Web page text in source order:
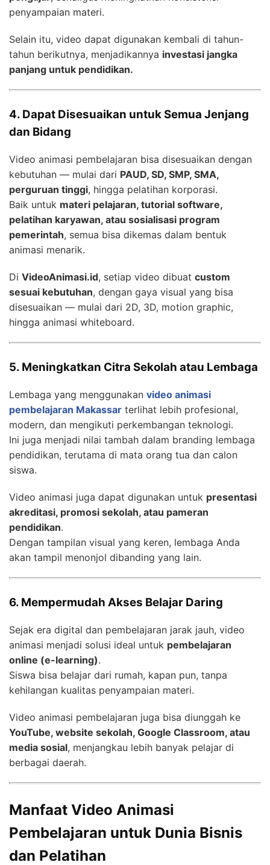
penyampaian materi.
Selain itu, video dapat digunakan kembali di tahun-
tahun berikutnya, menjadikannya investasi jangka
panjang untuk pendidikan.
4. Dapat Disesuaikan untuk Semua Jenjang
dan Bidang
Video animasi pembelajaran bisa disesuaikan dengan
kebutuhan — mulai dari PAUD, SD, SMP, SMA,
perguruan tinggi, hingga pelatihan korporasi.
Baik untuk materi pelajaran, tutorial software,
pelatihan karyawan, atau sosialisasi program
pemerintah, semua bisa dikemas dalam bentuk
animasi menarik.
Di VideoAnimasi.id, setiap video dibuat custom
sesuai kebutuhan, dengan gaya visual yang bisa
disesuaikan — mulai dari 2D, 3D, motion graphic,
hingga animasi whiteboard.
5. Meningkatkan Citra Sekolah atau Lembaga
Lembaga yang menggunakan video animasi
pembelajaran Makassar terlihat lebih profesional,
modern, dan mengikuti perkembangan teknologi.
Ini juga menjadi nilai tambah dalam branding lembaga
pendidikan, terutama di mata orang tua dan calon
siswa.
Video animasi juga dapat digunakan untuk presentasi
akreditasi, promosi sekolah, atau pameran
pendidikan.
Dengan tampilan visual yang keren, lembaga Anda
akan tampil menonjol dibanding yang lain.
6. Mempermudah Akses Belajar Daring
Sejak era digital dan pembelajaran jarak jauh, video
animasi menjadi solusi ideal untuk pembelajaran
online (e-learning).
Siswa bisa belajar dari rumah, kapan pun, tanpa
kehilangan kualitas penyampaian materi.
Video animasi pembelajaran juga bisa diunggah ke
YouTube, website sekolah, Google Classroom, atau
media sosial, menjangkau lebih banyak pelajar di
berbagai daerah.
Manfaat Video Animasi
Pembelajaran untuk Dunia Bisnis
dan Pelatihan